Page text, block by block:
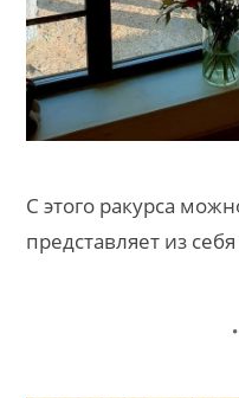
С этого ракурса
представляет из